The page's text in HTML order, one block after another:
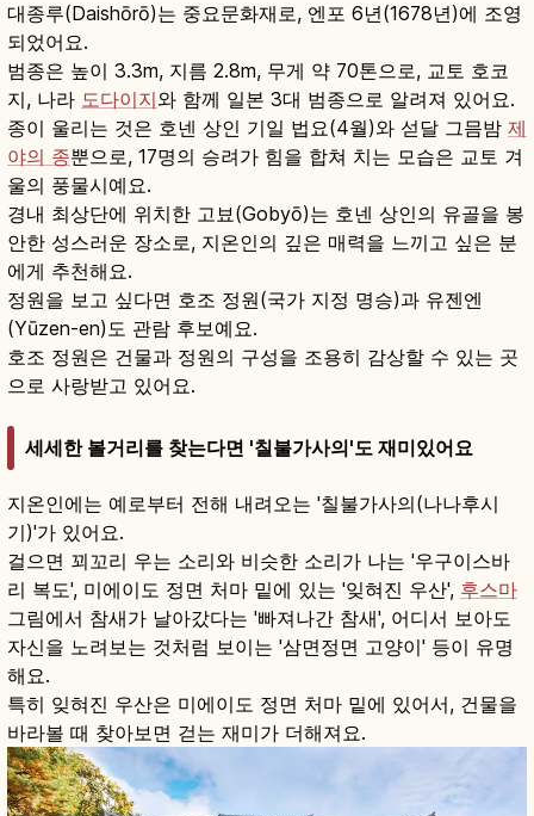
대종루(Daishōrō)는 중요문화재로, 엔포 6년(1678년)에 조영
되었어요.
범종은 높이 3.3m, 지름 2.8m, 무게 약 70톤으로, 교토 호코
지, 나라 도다이지와 함께 일본 3대 범종으로 알려져 있어요.
종이 울리는 것은 호넨 상인 기일 법요(4월)와 섣달 그믐밤 제
야의 종뿐으로, 17명의 승려가 힘을 합쳐 치는 모습은 교토 겨
울의 풍물시예요.
경내 최상단에 위치한 고뵤(Gobyō)는 호넨 상인의 유골을 봉
안한 성스러운 장소로, 지온인의 깊은 매력을 느끼고 싶은 분
에게 추천해요.
정원을 보고 싶다면 호조 정원(국가 지정 명승)과 유젠엔
(Yūzen-en)도 관람 후보예요.
호조 정원은 건물과 정원의 구성을 조용히 감상할 수 있는 곳
으로 사랑받고 있어요.
세세한 볼거리를 찾는다면 '칠불가사의'도 재미있어요
지온인에는 예로부터 전해 내려오는 '칠불가사의(나나후시
기)'가 있어요.
걸으면 꾀꼬리 우는 소리와 비슷한 소리가 나는 '우구이스바
리 복도', 미에이도 정면 처마 밑에 있는 '잊혀진 우산', 후스마
그림에서 참새가 날아갔다는 '빠져나간 참새', 어디서 보아도
자신을 노려보는 것처럼 보이는 '삼면정면 고양이' 등이 유명
해요.
특히 잊혀진 우산은 미에이도 정면 처마 밑에 있어서, 건물을
바라볼 때 찾아보면 걷는 재미가 더해져요.